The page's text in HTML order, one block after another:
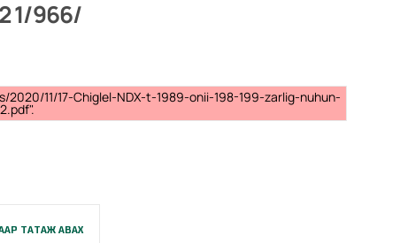
1/966/
11/17-Chiglel-NDX-t-1989-onii-198-199-zarlig-nuhun-
ТАТАЖ АВАХ